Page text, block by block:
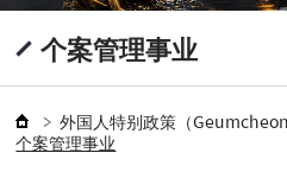
个案管理事业
外国人特别政策（
个案管理事业